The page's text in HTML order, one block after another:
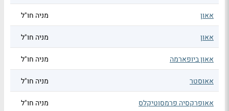
אאון מניה חו"ל
אאון מניה חו"ל
אאון ביופארמה מניה חו"ל
אאוסטר מניה חו"ל
אאופרקסיה פרמסוטיקלס מניה חו"ל